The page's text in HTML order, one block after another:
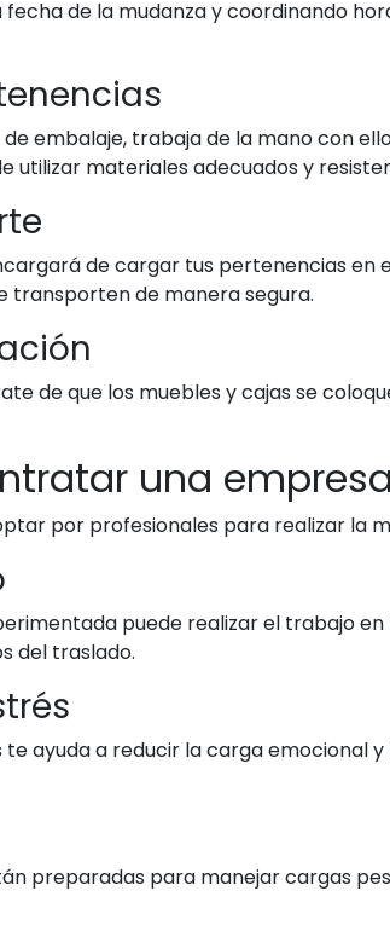
de la mudanza y coordinando
embalaje, trabaja de la mano con
utilizar materiales adecuados y
de cargar tus pertenencias
transporten de manera segura.
de que los muebles y cajas se
una
por profesionales para realizar la
puede realizar el trabajo
del traslado.
ayuda a reducir la carga emocional
preparadas para manejar cargas